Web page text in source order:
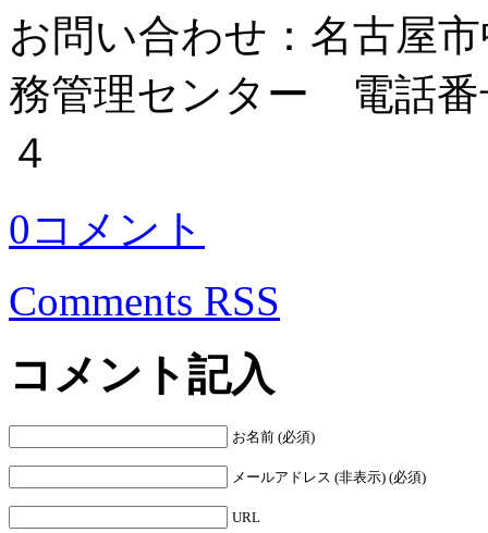
お問い合わせ：名古屋
務管理センター 電話番
４
0コメント
Comments RSS
コメント記入
お名前 (必須)
メールアドレス (非表示) (必須)
URL